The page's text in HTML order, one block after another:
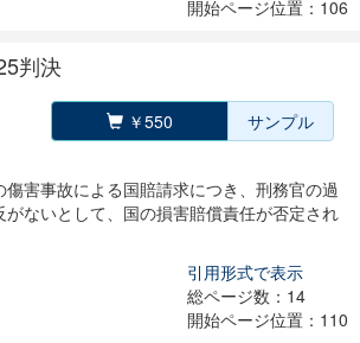
開始ページ位置：106
判決
￥550 サンプル
害事故による国賠請求につき、刑務官の過
がないとして、国の損害賠償責任が否定され
引用形式で表示
総ページ数：14
開始ページ位置：110